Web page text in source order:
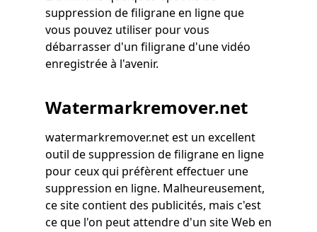
suppression de filigrane en ligne que
vous pouvez utiliser pour vous
débarrasser d'un filigrane d'une vidéo
enregistrée à l'avenir.
Watermarkremover.net
watermarkremover.net est un excellent
outil de suppression de filigrane en ligne
pour ceux qui préfèrent effectuer une
suppression en ligne. Malheureusement,
ce site contient des publicités, mais c'est
ce que l'on peut attendre d'un site Web en